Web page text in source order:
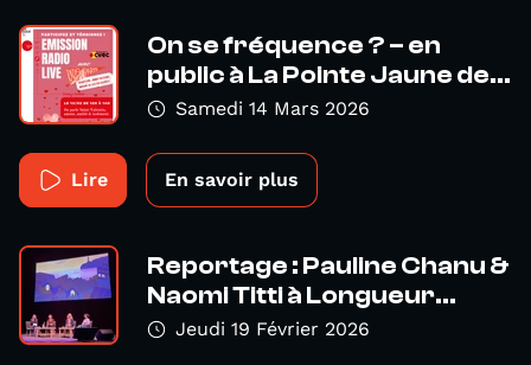
On se fréquence ? – en
public à La Pointe Jaune de...
Samedi 14 Mars 2026
Lire En savoir plus
Reportage : Pauline Chanu &
Naomi Titti à Longueur...
Jeudi 19 Février 2026